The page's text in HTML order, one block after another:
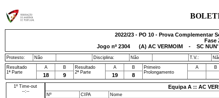
2022/23 - PO 10 - Prova Complementar
Fase
Jogo nº 2304 (A) AC VERMOIM - SC NUN'
Protesto: Não Disciplina: Não T.V.:
Resultado
1ª Parte
A B
Resultado
2ª Parte
A B
Primeiro
Prolongamento
A B
18 9 19 8
1º Time-out
--:--
Equipa A :: AC
Nº CIPA
Nome